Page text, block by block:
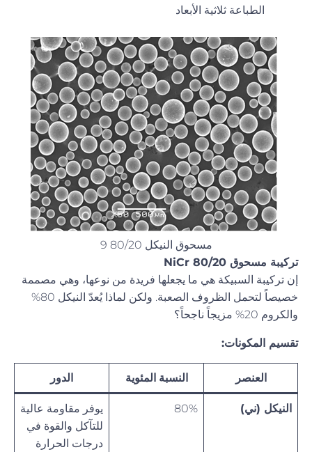
الطباعة ثلاثية الأبعاد
مسحوق النيكل 80/20 9
تركيبة مسحوق NiCr 80/20
إن تركيبة السبيكة هي ما يجعلها فريدة من نوعها، وهي مصممة
خصيصاً لتحمل الظروف الصعبة. ولكن لماذا يُعدّ النيكل 80%
والكروم 20% مزيجاً ناجحاً؟
تقسيم المكونات:
العنصر النسبة المئوية الدور
النيكل (ني) 80%
يوفر مقاومة عالية
للتآكل والقوة في
درجات الحرارة